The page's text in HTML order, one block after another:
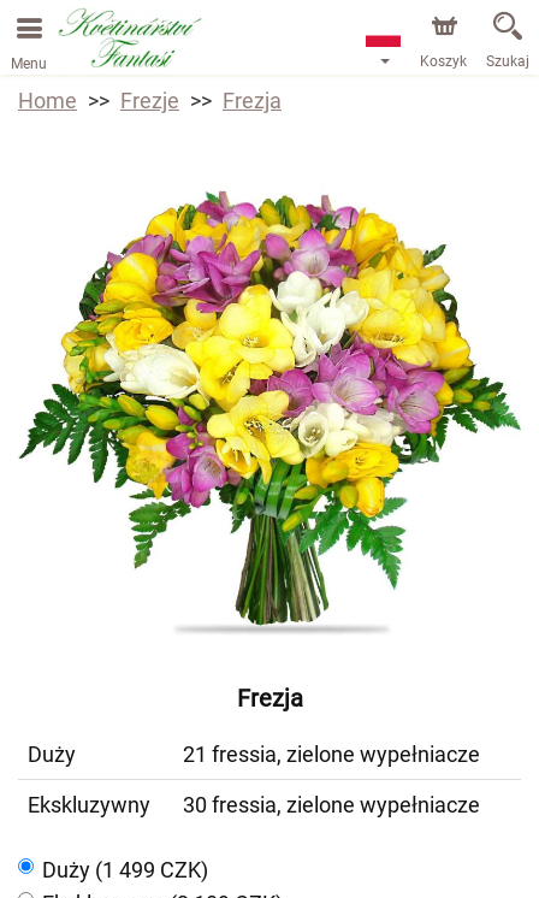
Menu Koszyk Szukaj
Home Frezje Frezja
Frezja
Duży
21 fressia, zielone wypełniacze
Ekskluzywny
30 fressia, zielone wypełniacze
Duży (1 499 CZK)